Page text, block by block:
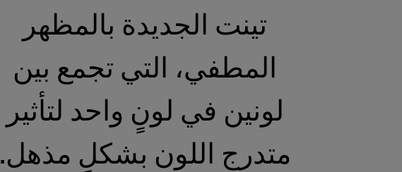
تينت الجديدة بالمظهر
المطفي، التي تجمع بين
لونين في لونٍ واحد لتأثير
متدرج اللون بشكلٍ مذهل.